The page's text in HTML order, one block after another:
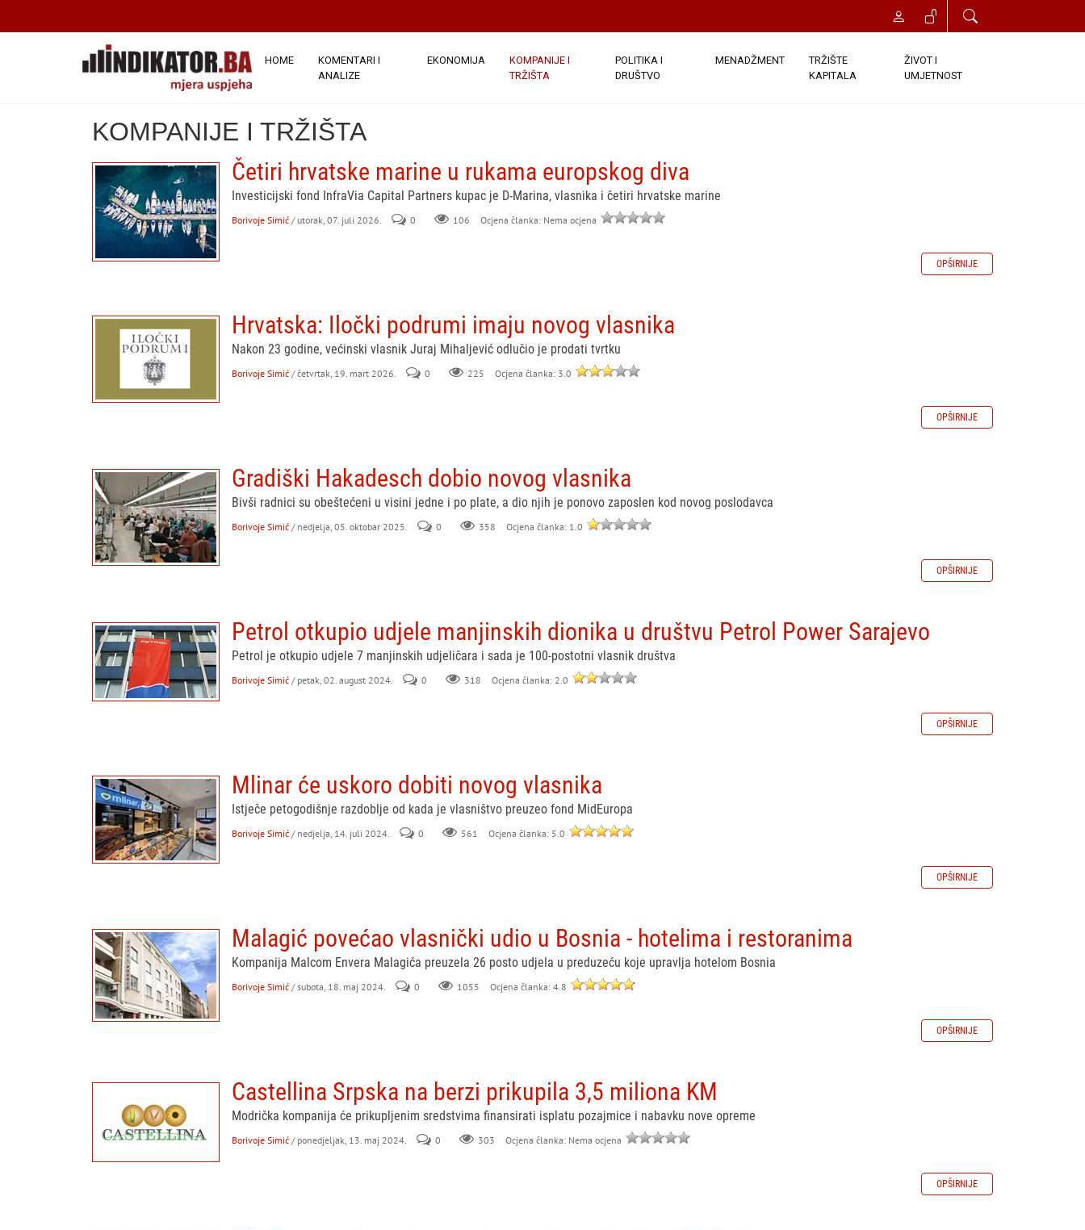
HOME
KOMENTARI I
ANALIZE
EKONOMIJA
KOMPANIJE I
TRŽIŠTA
POLITIKA I
DRUŠTVO
MENADŽMENT
TRŽIŠTE
KAPITALA
ŽIVOT I
UMJETNOST
KOMPANIJE I TRŽIŠTA
Četiri hrvatske marine u rukama europskog diva
Investicijski fond InfraVia Capital Partners kupac je D-Marina, vlasnika i četiri hrvatske marine
Borivoje Simić / utorak, 07. juli 2026. 0 106 Ocjena članka: Nema ocjena
OPŠIRNIJE
Hrvatska: Iločki podrumi imaju novog vlasnika
Nakon 23 godine, većinski vlasnik Juraj Mihaljević odlučio je prodati tvrtku
Borivoje Simić / četvrtak, 19. mart 2026. 0 225 Ocjena članka: 3.0
OPŠIRNIJE
Gradiški Hakadesch dobio novog vlasnika
Bivši radnici su obeštećeni u visini jedne i po plate, a dio njih je ponovo zaposlen kod novog poslodavca
Borivoje Simić / nedjelja, 05. oktobar 2025. 0 358 Ocjena članka: 1.0
OPŠIRNIJE
Petrol otkupio udjele manjinskih dionika u društvu Petrol Power Sarajevo
Petrol je otkupio udjele 7 manjinskih udjeličara i sada je 100-postotni vlasnik društva
Borivoje Simić / petak, 02. august 2024. 0 318 Ocjena članka: 2.0
OPŠIRNIJE
Mlinar će uskoro dobiti novog vlasnika
Istječe petogodišnje razdoblje od kada je vlasništvo preuzeo fond MidEuropa
Borivoje Simić / nedjelja, 14. juli 2024. 0 561 Ocjena članka: 5.0
OPŠIRNIJE
Malagić povećao vlasnički udio u Bosnia - hotelima i restoranima
Kompanija Malcom Envera Malagića preuzela 26 posto udjela u preduzeću koje upravlja hotelom Bosnia
Borivoje Simić / subota, 18. maj 2024. 0 1055 Ocjena članka: 4.8
OPŠIRNIJE
Castellina Srpska na berzi prikupila 3,5 miliona KM
Modrička kompanija će prikupljenim sredstvima finansirati isplatu pozajmice i nabavku nove opreme
Borivoje Simić / ponedjeljak, 13. maj 2024. 0 303 Ocjena članka: Nema ocjena
OPŠIRNIJE